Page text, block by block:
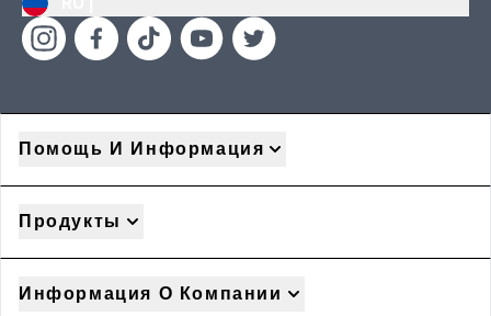
Помощь И Информация
Продукты
Информация О Компании